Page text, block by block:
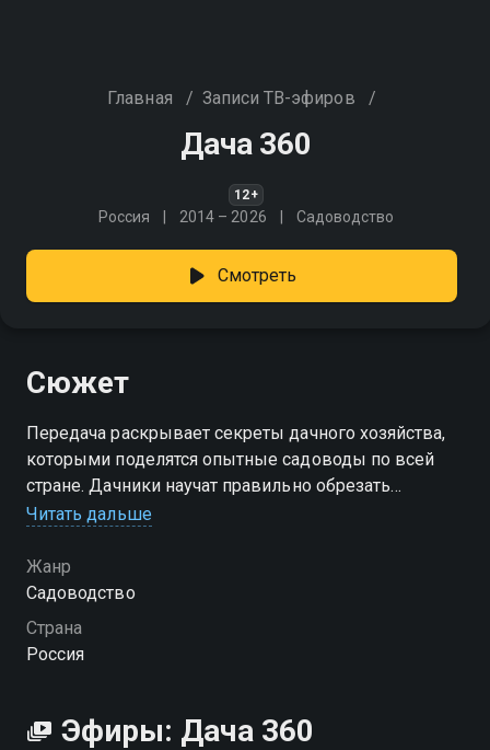
Главная / Записи ТВ-эфиров /
Дача 360
12+
Россия 2014 – 2026 Садоводство
Смотреть
Сюжет
Передача раскрывает секреты дачного хозяйства,
которыми поделятся опытные садоводы по всей
стране. Дачники научат правильно обрезать
деревья, ухаживать за рассадой, бороться с
искусства
Читать дальше
Жанр
Садоводство
Страна
Россия
Эфиры: Дача 360